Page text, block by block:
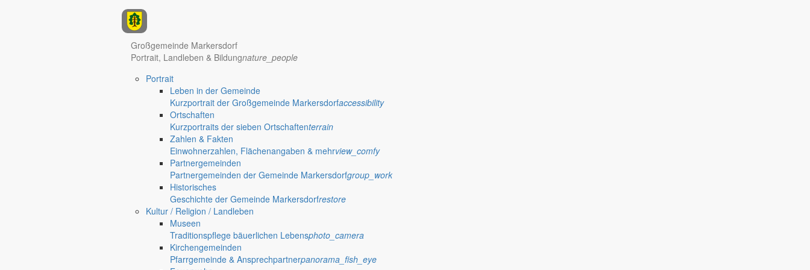
Regional werben auf markersdorf.de! anzeigen@gemeinde-markersdorf.de
Großgemeinde Markersdorf
Portrait, Landleben & Bildungnature_people
Portrait
Leben in der Gemeinde
Kurzportrait der Großgemeinde Markersdorfaccessibility
Ortschaften
Kurzportraits der sieben Ortschaftenterrain
Zahlen & Fakten
Einwohnerzahlen, Flächenangaben & mehrview_comfy
Partnergemeinden
Partnergemeinden der Gemeinde Markersdorfgroup_work
Historisches
Geschichte der Gemeinde Markersdorfrestore
Kultur / Religion / Landleben
Museen
Traditionspflege bäuerlichen Lebensphoto_camera
Kirchengemeinden
Pfarrgemeinde & Ansprechpartnerpanorama_fish_eye
Deutsch-Paulsdorf
Jauernick-Buschbach